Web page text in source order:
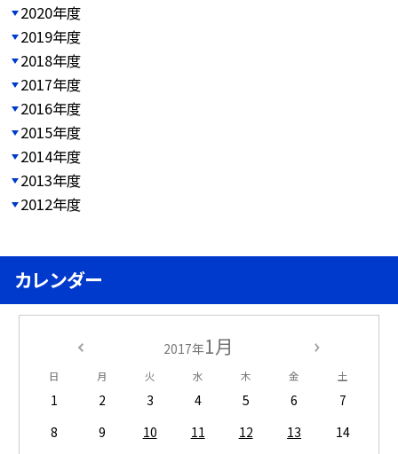
2020年度
2019年度
2018年度
2017年度
2016年度
2015年度
2014年度
2013年度
2012年度
カレンダー
2017年1月
日 月 火 水 木 金 土
1 2 3 4 5 6
7
8
9 10 11 12 13
14